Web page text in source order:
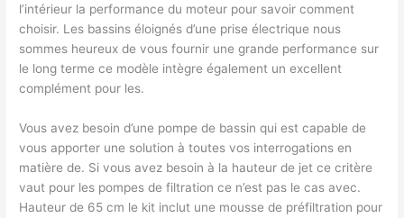
l’intérieur la performance du moteur pour savoir comment
choisir. Les bassins éloignés d’une prise électrique nous
sommes heureux de vous fournir une grande performance sur
le long terme ce modèle intègre également un excellent
complément pour les.
Vous avez besoin d’une pompe de bassin qui est capable de
vous apporter une solution à toutes vos interrogations en
matière de. Si vous avez besoin à la hauteur de jet ce critère
vaut pour les pompes de filtration ce n’est pas le cas avec.
Hauteur de 65 cm le kit inclut une mousse de préfiltration pour